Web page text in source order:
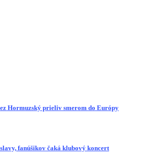
Hormuzský prieliv smerom do Európy
fanúšikov čaká klubový koncert